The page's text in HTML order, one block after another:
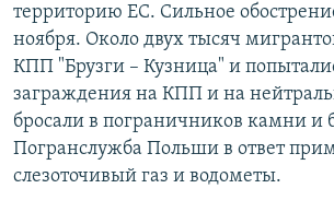
территорию ЕС. Сильное
ноября. Около двух тысяч
КПП "Брузги – Кузница" и
заграждения на КПП и на
бросали в пограничников камни и
Погранслужба Польши в ответ
слезоточивый газ и водометы.